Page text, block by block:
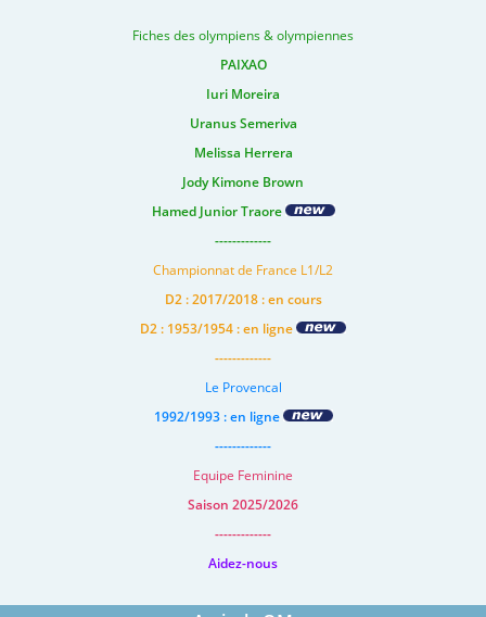
Fiches des olympiens & olympiennes
PAIXAO
Iuri Moreira
Uranus Semeriva
Melissa Herrera
Jody Kimone Brown
Hamed Junior Traore
-------------
Championnat de France L1/L2
D2 : 2017/2018 : en cours
D2 : 1953/1954 : en ligne
-------------
Le Provencal
1992/1993 : en ligne
-------------
Equipe Feminine
Saison 2025/2026
-------------
Aidez-nous